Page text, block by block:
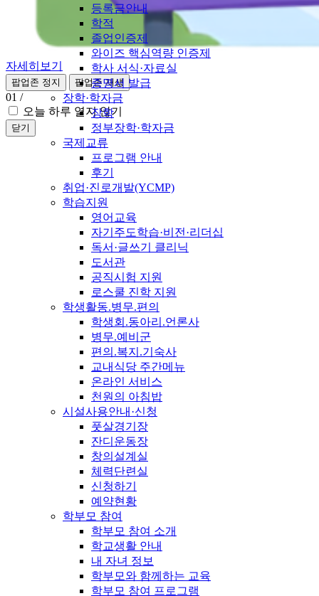
자세히보기
팝업존 정지 팝업존 재생
01 /
오늘 하루 열지 않기
닫기
등록금안내
학적
졸업인증제
와이즈 핵심역량 인증제
학사 서식·자료실
증명서 발급
장학·학자금
장학
정부장학·학자금
국제교류
프로그램 안내
후기
취업·진로개발(YCMP)
학습지원
영어교육
자기주도학습·비전·리더십
독서·글쓰기 클리닉
도서관
공직시험 지원
로스쿨 진학 지원
학생활동.병무.편의
학생회.동아리.언론사
병무.예비군
편의.복지.기숙사
교내식당 주간메뉴
온라인 서비스
천원의 아침밥
시설사용안내·신청
풋살경기장
잔디운동장
창의설계실
체력단련실
신청하기
예약현황
학부모 참여
학부모 참여 소개
학교생활 안내
내 자녀 정보
학부모와 함께하는 교육
학부모 참여 프로그램